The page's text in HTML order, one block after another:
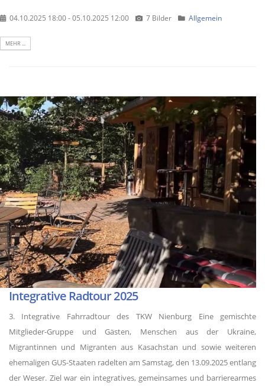
04.10.2025 18:00 - 05.10.2025 12:00 7 Bilder Allgemein
MEHR ...
Integrative Radtour 2025
3. Integrative Fahrradtour des TKW Nienburg Eine gemischte
Mitglieder-Gruppe und Gästen, Menschen aus der Ukraine,
Migrantinnen und Migranten aus Kasachstan und sowie weiteren
ehemaligen GUS-Staaten radelten am Samstag, den 13.09.2025 entlang
der Weser. Ziel war ein integratives, gemeinsames und barrierearmes